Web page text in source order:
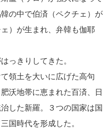
の中で伯済（ペクチェ）が
）が生まれ、弁韓も伽耶
っきりしてきた。
領土を大いに広げた高句
沃地帯に恵まれた百済、日
した新羅。３つの国家は国
国時代を形成した。